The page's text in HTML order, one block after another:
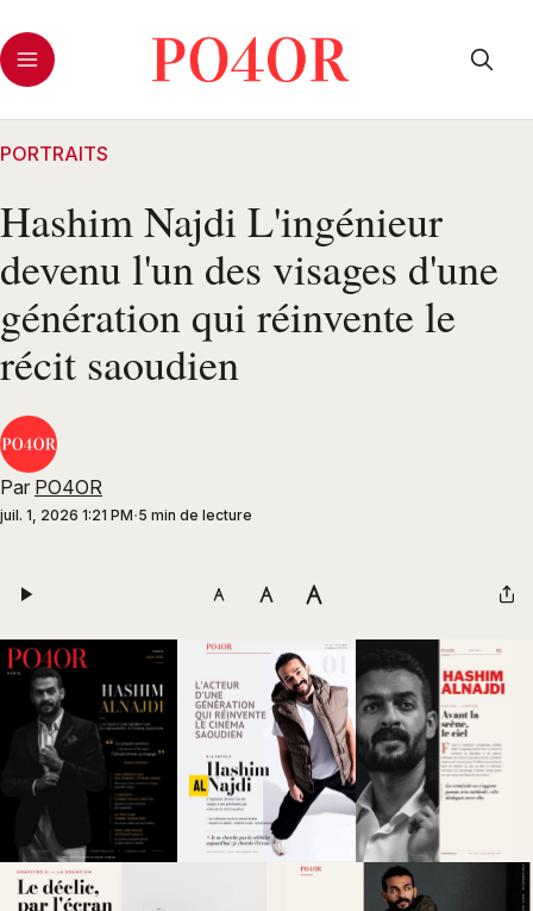
PORTRAITS
Hashim Najdi L'ingénieur
devenu l'un des visages d'une
génération qui réinvente le
récit saoudien
Par PO4OR
juil. 1, 2026 1:21 PM 5 min de lecture